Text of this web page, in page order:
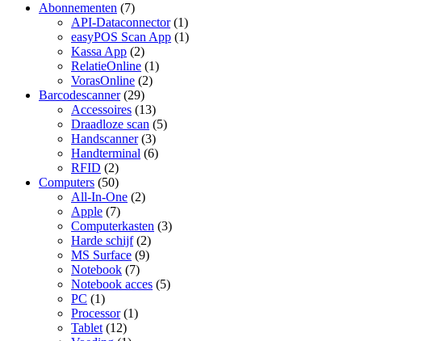
Abonnementen (7)
API-Dataconnector (1)
easyPOS Scan App (1)
Kassa App (2)
RelatieOnline (1)
VorasOnline (2)
Barcodescanner (29)
Accessoires (13)
Draadloze scan (5)
Handscanner (3)
Handterminal (6)
RFID (2)
Computers (50)
All-In-One (2)
Apple (7)
Computerkasten (3)
Harde schijf (2)
MS Surface (9)
Notebook (7)
Notebook acces (5)
PC (1)
Processor (1)
Tablet (12)